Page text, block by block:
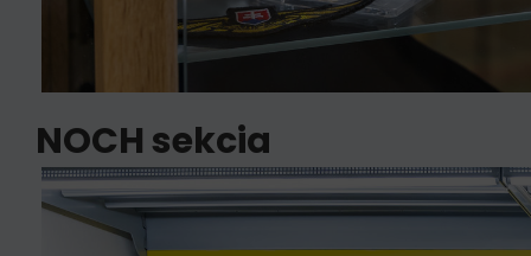
NOCH sekcia